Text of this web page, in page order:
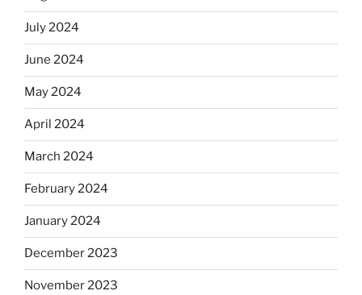
July 2024
June 2024
May 2024
April 2024
March 2024
February 2024
January 2024
December 2023
November 2023